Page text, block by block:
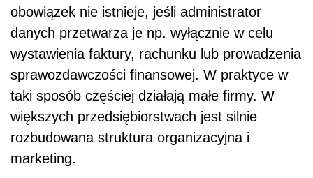
obowiązek nie istnieje, jeśli administrator
danych przetwarza je np. wyłącznie w celu
wystawienia faktury, rachunku lub prowadzenia
sprawozdawczości finansowej. W praktyce w
taki sposób częściej działają małe firmy. W
większych przedsiębiorstwach jest silnie
rozbudowana struktura organizacyjna i
marketing.